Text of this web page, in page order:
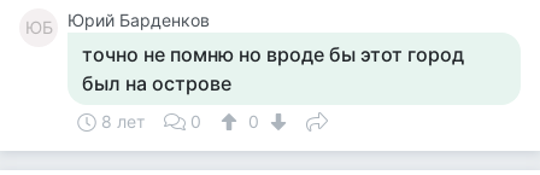
ЮБ Юрий Барденков
точно не помню но вроде бы этот город
был на острове
8 лет 0 0